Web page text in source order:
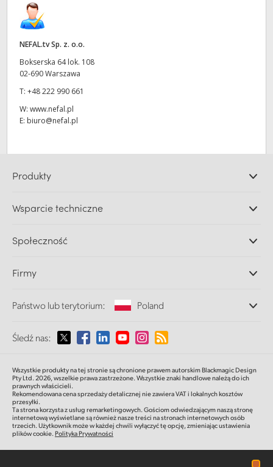
NEFAL.tv Sp. z. o.o.
Bokserska 64 lok. 108
02-690 Warszawa
T: +48 222 990 661
W: www.nefal.pl
E: biuro@nefal.pl
Produkty
DaVinci Resolve i oprogramowanie Fusion
Ultimatte
Przechwytywanie i odtwarzanie
Konwersja standardów
Monitorowanie
Pamięć sieciowa
Routing i dystrybucja
Transmisja i kodowanie
Wsparcie techniczne
Centrum wsparcia technicznego
Społeczność
Firmy
O nas
Multimedia
Państwo lub terytorium: Poland
Proszę wybrać państwo lub terytorium
Australia
Austria
Brazil
Śledź nas:
Wszystkie produkty na tej stronie są chronione prawem autorskim Blackmagic Design
Pty Ltd. 2026,wszelkie prawa zastrzeżone.Wszystkie znaki handlowe należą do ich
prawnych właścicieli.
Rekomendowana cena sprzedaży detalicznej nie zawiera VAT i lokalnych kosztów
przesyłki.
Ta strona korzysta z usług remarketingowych. Gościom odwiedzającym naszą stronę
internetową wyświetlane są również nasze treści na stronach internetowych osób
trzecich. Użytkownik może w każdej chwili wyłączyć tę opcję, zmieniając ustawienia
plików cookie.Polityka Prywatności